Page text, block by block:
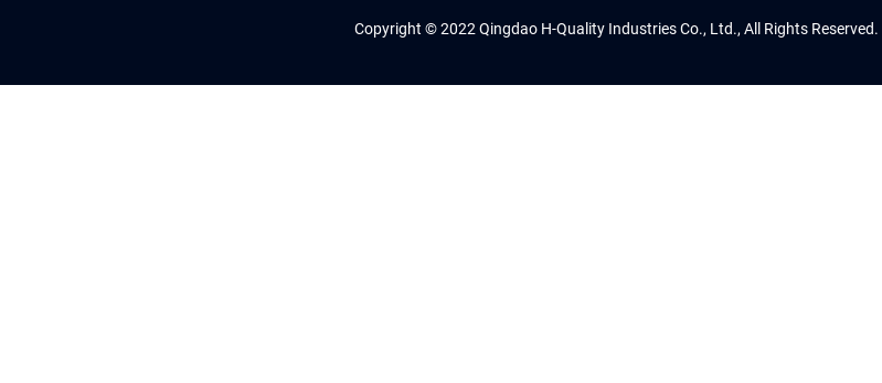
Copyright © 2022 Qingdao H-Quality Industries Co., Ltd., All Rights Reserved.